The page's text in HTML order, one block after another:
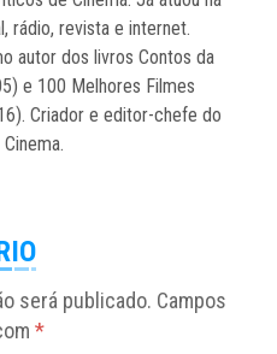
rádio, revista e internet.
autor dos livros Contos da
e 100 Melhores Filmes
Criador e editor-chefe do
será publicado. Campos
*